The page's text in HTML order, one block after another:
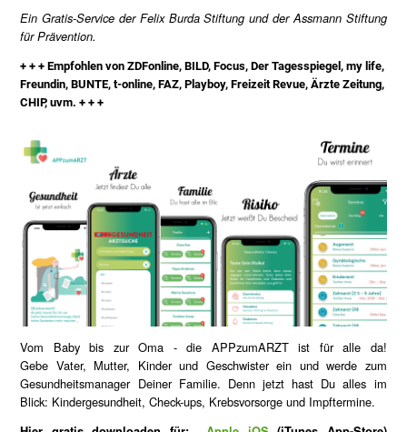
Ein Gratis-Service der Felix Burda Stiftung und der Assmann Stiftung
für Prävention.
+ + + Empfohlen von ZDFonline, BILD, Focus, Der Tagesspiegel, my life,
Freundin, BUNTE, t-online, FAZ, Playboy, Freizeit Revue, Ärzte Zeitung,
CHIP, uvm. + + +
Vom Baby bis zur Oma - die APPzumARZT ist für alle da!
Gebe Vater, Mutter, Kinder und Geschwister ein und werde zum
Gesundheitsmanager Deiner Familie. Denn jetzt hast Du alles im
Blick: Kindergesundheit, Check-ups, Krebsvorsorge und Impftermine.